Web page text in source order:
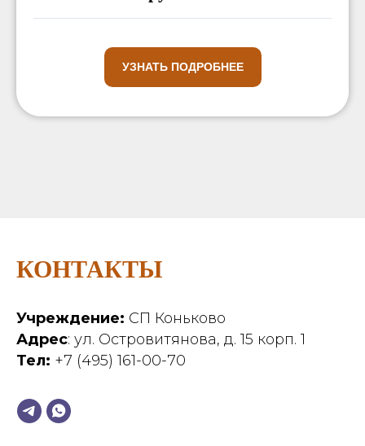
УЗНАТЬ ПОДРОБНЕЕ
КОНТАКТЫ
Учреждение: СП Коньково
Адрес: ул. Островитянова, д. 15 корп. 1
Тел: +7 (495) 161-00-70